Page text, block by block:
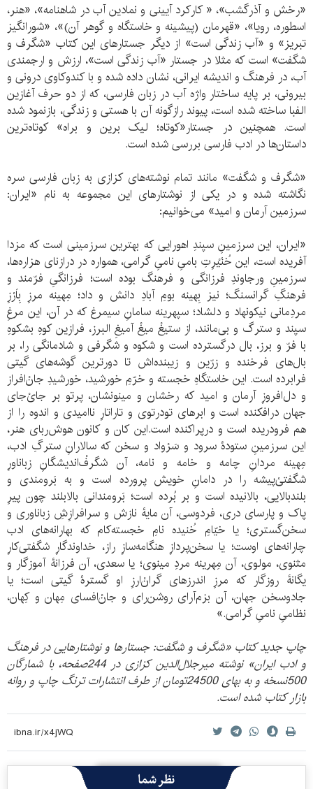
«رخش و آذرگشب»، « کارکرد آیینی و نمادین آب در شاهنامه»، «هنر،
اسطوره، رویا»، «قهرمان (پیشینه و خاستگاه و گوهر آن)»، «شورانگیز
تبریز» و «آب زندگی است» از دیگر جستارهای این کتاب «شگرف و
شگفت» است که مثلا در جستار «آب زندگی است»، ارزش و ارجمندی
آب، در فرهنگ و اندیشه ایرانی، نشان داده شده و با کندوکاوی درونی و
بیرونی، بر پایه ساختار واژه آب در زبان فارسی، که از دو حرف آغازین
الفبا ساخته شده است، پیوند رازگونه آن با هستی و زندگی، بازنمود شده
است. همچنین در جستار«کوتاه؛ لیک برین و براه» کوتاه‌ترین
داستان‌ها در ادب فارسی بررسی شده است.
«شگرف و شگفت» مانند تمام نوشته‌های کزازی به زبان فارسی سره
نگاشته شده و در یکی از نوشتارهای این مجموعه به نام «ایران:
سرزمین آرمان و امید» می‌خوانیم:
«ایران، این سرزمینِ سپندِ اهورایی که بهترین سرزمینی است که مزدا
آفریده است، این خُنَیْرِتِ بامیِ نامیِ گرامی، همواره در درازنای هزاره‌ها،
سرزمینِ ورجاوندِ فرزانگی و فرهنگ بوده است؛ فرزانگیِ فرّمند و
فرهنگِ گرانسنگ؛ نیز بِهینه بومِ آبادِ دانش و داد؛ مِهینه مرزِ بِاَرْزِ
مردِمانی نیکونهاد و دلشاد؛ سپهرینه سامانِ سیمرغ که در آن، این مرغِ
سپند و سترگ و بی‌مانند، از ستیغْ میغْ آمیغِ البرز، فرازین کوهِ بشکوهِ
با فرّ و برز، بال درگسترده است و شکوه و شگرفی و شادمانگی را، بر
بال‌های فرخنده و زرّین و زیبنده‌اش تا دورترین گوشه‌های گیتی
فرابرده است. این خاستگاهِ خجسته و خرّمِ خورشید، خورشیدِ جانْ‌افراز
و دل‌افروزِ آرمان و امید که رخشان و مینونشان، پرتو بر جایْ‌جای
جهان درافکنده است و ابرهای تودرتوی و تاراتارِ ناامیدی و اندوه را از
هم فرودریده است و درپراکنده است.این کان و کانون هوش‌ربای هنر،
این سرزمینِ ستودۀ سرود و سَرْواد و سخن که سالارانِ سترگِ ادب،
مِهینه مردانِ چامه و خامه و نامه، آن شگرفْ‌اندیشگانِ زباناورِ
شگفتیْ‌پیشه را در دامانِ خویش پرورده است و به بَرومندی و
بلندبالایی، بالانیده است و بر بُرده است؛ بَرومندانی بالابلند چون پیرِ
پاک و پارسای دری، فردوسی، آن مایۀ نازش و سرافرازِشِ زباناوری و
سخن‌گستری؛ یا خیّامِ خُنیده نامِ خجسته‌کام که بهارانه‌های ادب
چارانه‌های اوست؛ یا سخن‌پردازِ هنگامه‌سازِ راز، خداوندگارِ شگفتی‌کارِ
مثنوی، مولوی، آن مِهرینه مردِ مینوی؛ یا سعدی، آن فرزانۀ آموزگار و
یگانۀ روزگار که مرزِ اندرزهای گرانْ‌ارزِ او گسترۀ گیتی است؛ یا
جادوسخن جهان، آن بزم‌آرای روشن‌رای و جانْ‌افسای مِهان و کِهان،
نظامیِ نامیِ گرامی.»
چاپ جدید کتاب «شگرف و شگفت: جستارها و نوشتارهایی در فرهنگ
و ادب ایران» نوشته میرجلال‌الدین کزازی در 244صفحه، با شمارگان
500نسخه و به بهای 24500تومان از طرف انتشارات ترنگ چاپ و روانه
بازار کتاب شده است.
نظر شما